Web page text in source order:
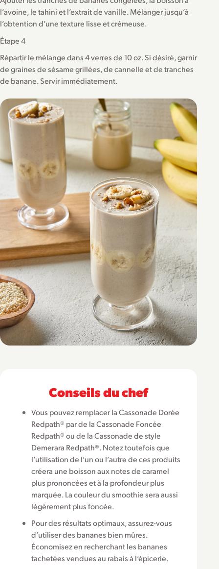
l’avoine, le tahini et l’extrait de vanille. Mélanger jusqu’à
l’obtention d’une texture lisse et crémeuse.
Étape 4
Répartir le mélange dans 4 verres de 10 oz. Si désiré, garnir
de graines de sésame grillées, de cannelle et de tranches
de banane. Servir immédiatement.
Conseils du chef
Vous pouvez remplacer la Cassonade Dorée
Redpath® par de la Cassonade Foncée
Redpath® ou de la Cassonade de style
Demerara Redpath®. Notez toutefois que
l’utilisation de l’un ou l’autre de ces produits
créera une boisson aux notes de caramel
plus prononcées et à la profondeur plus
marquée. La couleur du smoothie sera aussi
légèrement plus foncée.
Pour des résultats optimaux, assurez-vous
d’utiliser des bananes bien mûres.
Économisez en recherchant les bananes
tachetées vendues au rabais à l’épicerie.